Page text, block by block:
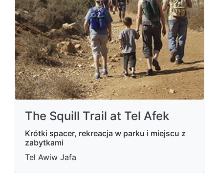
The Squill Trail at Tel Afek
Krótki spacer, rekreacja w parku i miejscu z
zabytkami
Tel Awiw Jafa